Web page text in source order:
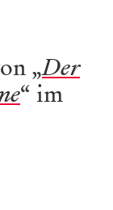
„Der
“ im